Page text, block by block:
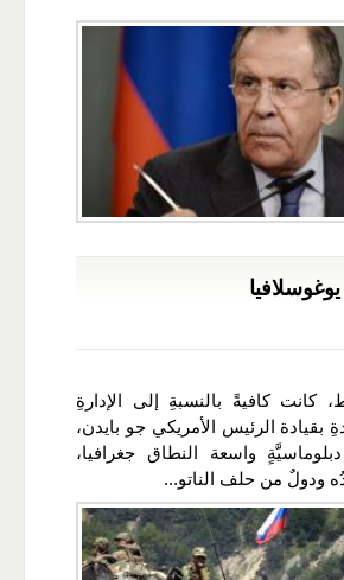
كانت كافيةً بالنسبةِ إلى الإدارةِ
بقيادة الرئيس الأمريكي جو بايدن،
واسعة النطاق جغرافيا،
ودولٌ من حلف الناتو...